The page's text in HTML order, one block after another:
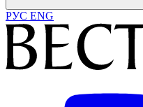
РУС ENG